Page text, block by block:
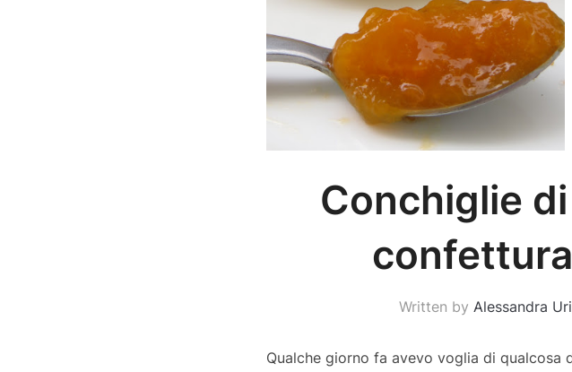
Conchiglie
Written by Alessandra
Qualche giorno fa avevo voglia di